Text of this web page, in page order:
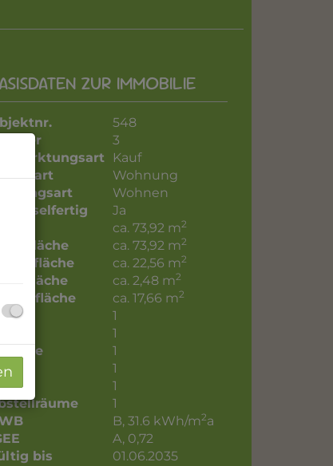
ZUR IMMOBILIE
548
3
Kauf
Wohnung
Wohnen
Ja
ca. 73,92 m2
ca. 73,92 m2
ca. 22,56 m2
ca. 2,48 m2
ca. 17,66 m2
1
1
1
1
1
1
B, 31.6 kWh/m2a
A, 0,72
bis
01.06.2035